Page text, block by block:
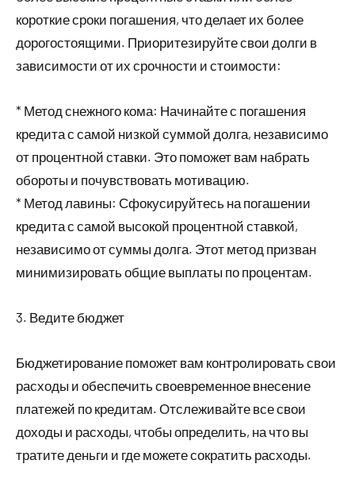
короткие сроки погашения, что делает их более
дорогостоящими. Приоритезируйте свои долги в
зависимости от их срочности и стоимости:
* Метод снежного кома: Начинайте с погашения
кредита с самой низкой суммой долга, независимо
от процентной ставки. Это поможет вам набрать
обороты и почувствовать мотивацию.
* Метод лавины: Сфокусируйтесь на погашении
кредита с самой высокой процентной ставкой,
независимо от суммы долга. Этот метод призван
минимизировать общие выплаты по процентам.
3. Ведите бюджет
Бюджетирование поможет вам контролировать свои
расходы и обеспечить своевременное внесение
платежей по кредитам. Отслеживайте все свои
доходы и расходы, чтобы определить, на что вы
тратите деньги и где можете сократить расходы.